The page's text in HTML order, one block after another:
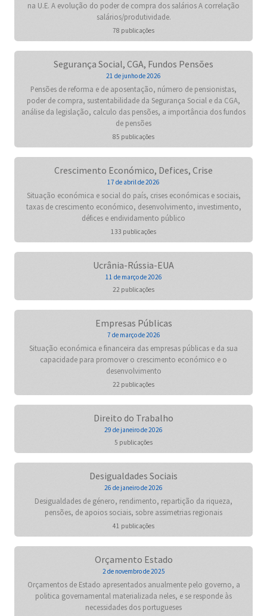
na U.E. A evolução do poder de compra dos salários A correlação
salários/produtividade.
78 publicações
Segurança Social, CGA, Fundos Pensões
21 de junho de 2026
Pensões de reforma e de aposentação, número de pensionistas,
poder de compra, sustentabilidade da Segurança Social e da CGA,
análise da legislação, calculo das pensões, a importância dos fundos
de pensões
85 publicações
Crescimento Económico, Defices, Crise
17 de abril de 2026
Situação económica e social do país, crises económicas e sociais,
taxas de crescimento económico, desenvolvimento, investimento,
défices e endividamento público
133 publicações
Ucrânia-Rússia-EUA
11 de março de 2026
22 publicações
Empresas Públicas
7 de março de 2026
Situação económica e financeira das empresas públicas e da sua
capacidade para promover o crescimento económico e o
desenvolvimento
22 publicações
Direito do Trabalho
29 de janeiro de 2026
5 publicações
Desigualdades Sociais
26 de janeiro de 2026
Desigualdades de género, rendimento, repartição da riqueza,
pensões, de apoios sociais, sobre assimetrias regionais
41 publicações
Orçamento Estado
2 de novembro de 2025
Orçamentos de Estado apresentados anualmente pelo governo, a
politica governamental materializada neles, e se responde às
necessidades dos portugueses